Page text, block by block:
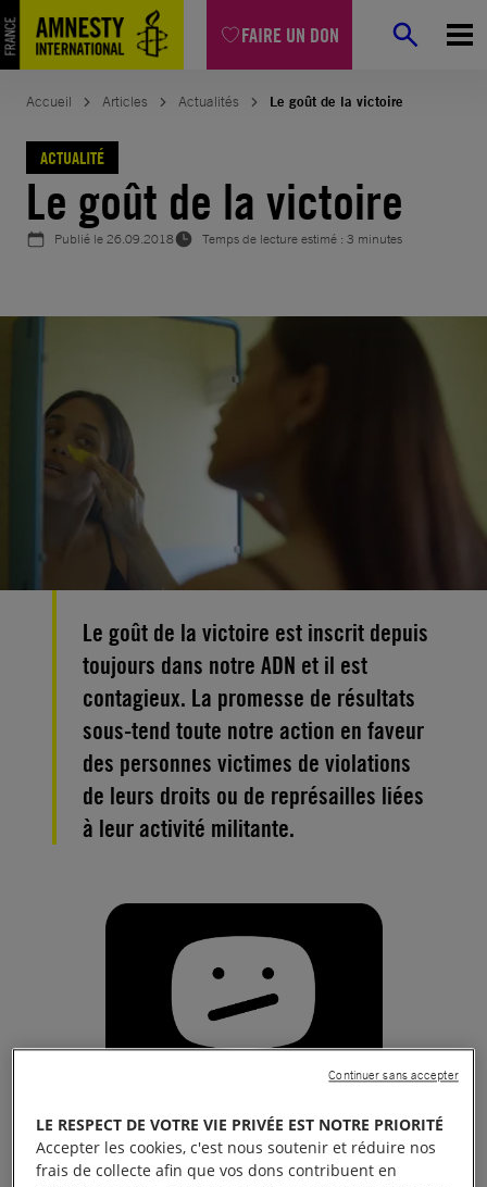
FAIRE UN DON
Aller
au
contenu
Accueil Articles Actualités Le goût de la victoire
ACTUALITÉ
Le goût de la victoire
Publié le26.09.2018 Temps de lecture estimé : 3 minutes
Le goût de la victoire est inscrit depuis
toujours dans notre ADN et il est
contagieux. La promesse de résultats
sous-tend toute notre action en faveur
des personnes victimes de violations
de leurs droits ou de représailles liées
à leur activité militante.
Le visionnage de cette vidéo entraîne un
dépôt de cookies de la part de YouTube. Si
LE RESPECT DE VOTRE VIE PRIVÉE EST NOTRE PRIORITÉ
Accepter les cookies, c'est nous soutenir et réduire nos
frais de collecte afin que vos dons contribuent en
Continuer sans accepter